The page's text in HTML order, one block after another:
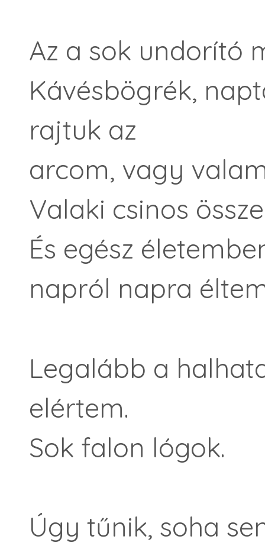
Az a sok undorító
Kávésbögrék,
rajtuk az
arcom, vagy
Valaki csinos
És egész
napról napra
Legalább a
elértem.
Sok falon lógok.
Úgy tűnik, soha